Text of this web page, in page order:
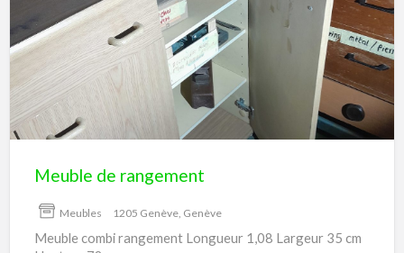
rangement
Meuble de rangement
Meubles 1205 Genève, Genève
Meuble combi rangement Longueur 1,08 Largeur 35 cm